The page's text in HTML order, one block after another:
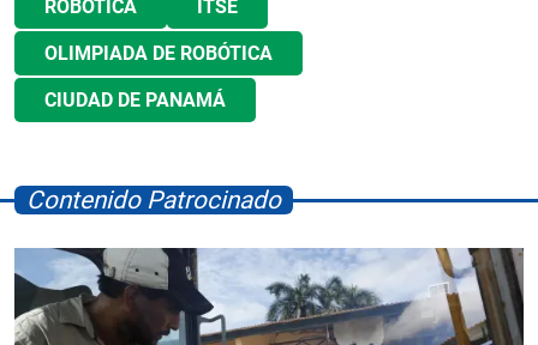
ROBÓTICA ITSE
OLIMPIADA DE ROBÓTICA
CIUDAD DE PANAMÁ
Contenido Patrocinado